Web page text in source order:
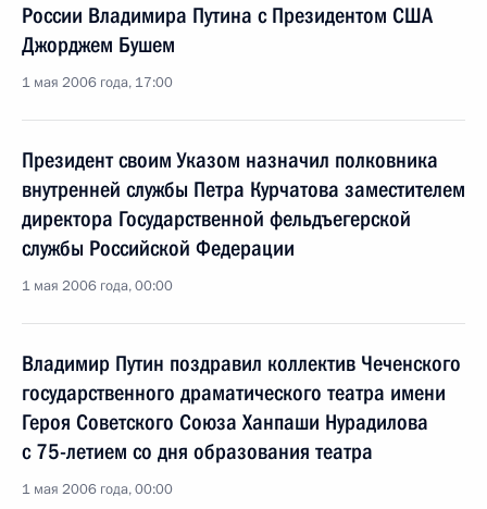
России Владимира Путина с Президентом США
Джорджем Бушем
1 мая 2006 года, 17:00
Президент своим Указом назначил полковника
внутренней службы Петра Курчатова заместителем
директора Государственной фельдъегерской
службы Российской Федерации
1 мая 2006 года, 00:00
Владимир Путин поздравил коллектив Чеченского
государственного драматического театра имени
Героя Советского Союза Ханпаши Нурадилова
с 75-летием со дня образования театра
1 мая 2006 года, 00:00